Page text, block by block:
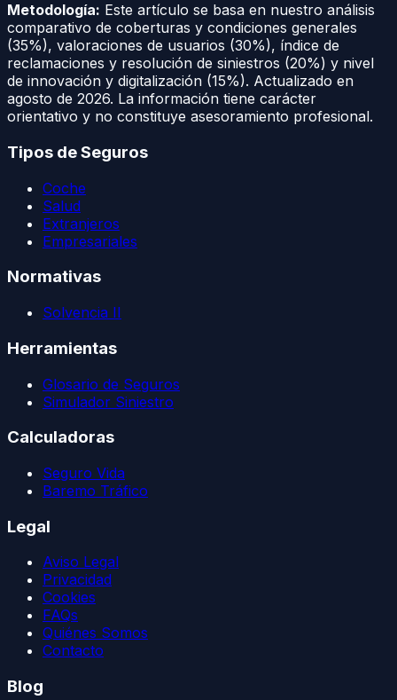
Metodología: Este artículo se basa en nuestro análisis
comparativo de coberturas y condiciones generales
(35%), valoraciones de usuarios (30%), índice de
reclamaciones y resolución de siniestros (20%) y nivel
de innovación y digitalización (15%). Actualizado en
agosto de 2026. La información tiene carácter
orientativo y no constituye asesoramiento profesional.
Tipos de Seguros
Coche
Salud
Extranjeros
Empresariales
Normativas
Solvencia II
Herramientas
Glosario de Seguros
Simulador Siniestro
Calculadoras
Seguro Vida
Baremo Tráfico
Legal
Aviso Legal
Privacidad
Cookies
FAQs
Quiénes Somos
Contacto
Blog